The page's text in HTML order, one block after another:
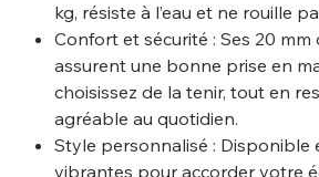
kg, résiste à l’eau et ne rouille
Confort et sécurité : Ses 20 mm
assurent une bonne prise en
choisissez de la tenir, tout en
agréable au quotidien.
Style personnalisé : Disponible
vibrantes pour accorder votre